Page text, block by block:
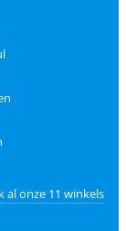
al onze 11 winkels